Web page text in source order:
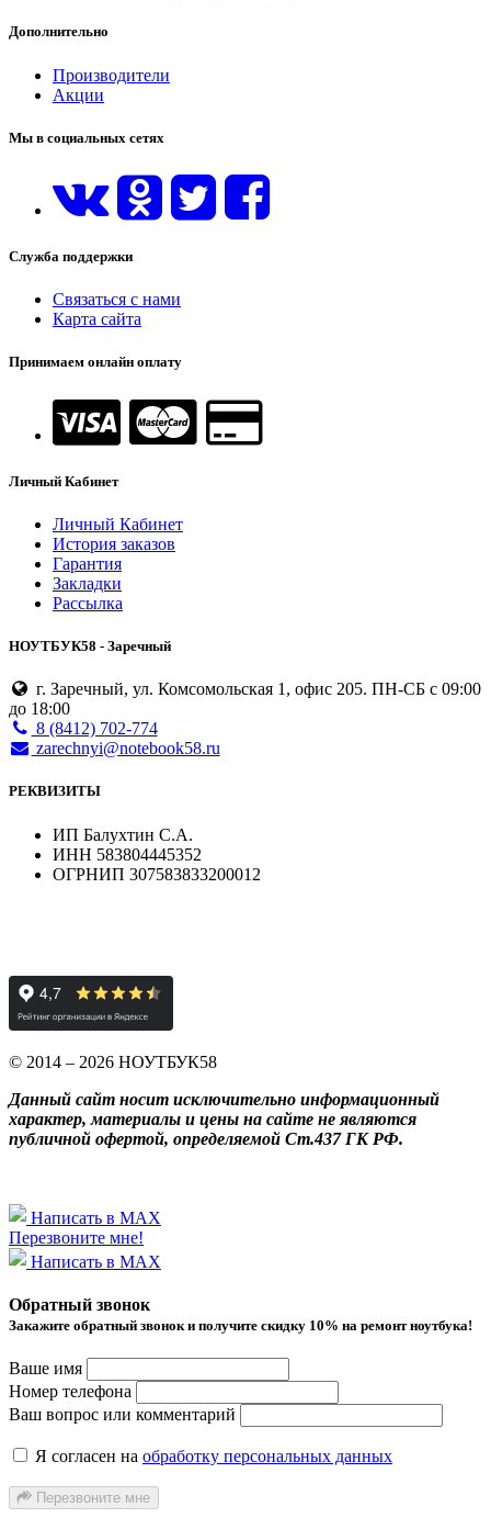
Дополнительно
Производители
Акции
Мы в социальных сетях
Служба поддержки
Связаться с нами
Карта сайта
Принимаем онлайн оплату
Личный Кабинет
Личный Кабинет
История заказов
Гарантия
Закладки
Рассылка
НОУТБУК58 - Заречный
г. Заречный, ул. Комсомольская 1, офис 205. ПН-СБ с 09:00
до 18:00
8 (8412) 702-774
zarechnyi@notebook58.ru
РЕКВИЗИТЫ
ИП Балухтин С.А.
ИНН 583804445352
ОГРНИП 307583833200012
© 2014 – 2026 НОУТБУК58
Данный сайт носит исключительно информационный
характер, материалы и цены на сайте не являются
публичной офертой, определяемой Ст.437 ГК РФ.
Написать в MAX
Перезвоните мне!
Написать в MAX
Обратный звонок
Закажите обратный звонок и получитe скидку 10% на ремонт ноутбука!
Ваше имя
Номер телефона
Ваш вопрос или комментарий
Я согласен на обработку персональных данных
Перезвоните мне